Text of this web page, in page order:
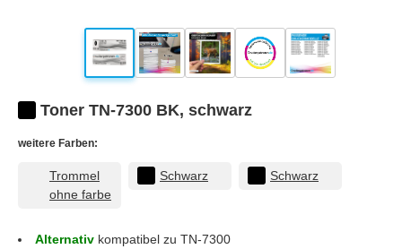
Toner TN-7300 BK, schwarz
weitere Farben:
Trommel
ohne farbe
Schwarz Schwarz
Alternativ kompatibel zu TN-7300